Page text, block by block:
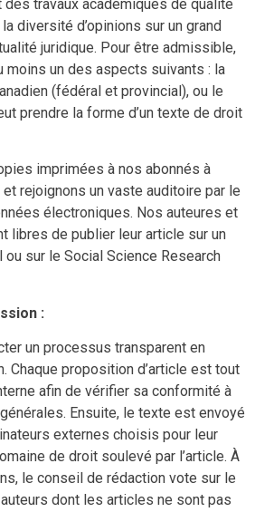
des travaux académiques de qualité
diversité d’opinions sur un grand
juridique. Pour être admissible,
moins un des aspects suivants : la
(fédéral et provincial), ou le
prendre la forme d’un texte de droit
imprimées à nos abonnés à
et rejoignons un vaste auditoire par le
électroniques. Nos auteures et
libres de publier leur article sur un
sur le Social Science Research
:
un processus transparent en
Chaque proposition d’article est tout
afin de vérifier sa conformité à
Ensuite, le texte est envoyé
externes choisis pour leur
de droit soulevé par l’article. À
le conseil de rédaction vote sur le
dont les articles ne sont pas